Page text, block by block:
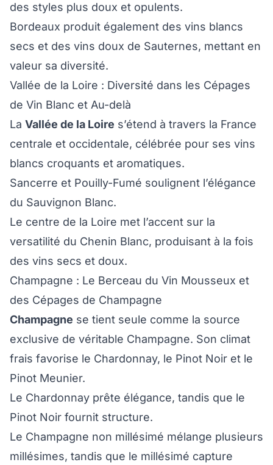
des styles plus doux et opulents.
Bordeaux produit également des vins blancs
secs et des vins doux de Sauternes, mettant en
valeur sa diversité.
Vallée de la Loire : Diversité dans les Cépages
de Vin Blanc et Au-delà
La Vallée de la Loire s’étend à travers la France
centrale et occidentale, célébrée pour ses vins
blancs croquants et aromatiques.
Sancerre et Pouilly-Fumé soulignent l’élégance
du Sauvignon Blanc.
Le centre de la Loire met l’accent sur la
versatilité du Chenin Blanc, produisant à la fois
des vins secs et doux.
Champagne : Le Berceau du Vin Mousseux et
des Cépages de Champagne
Champagne se tient seule comme la source
exclusive de véritable Champagne. Son climat
frais favorise le Chardonnay, le Pinot Noir et le
Pinot Meunier.
Le Chardonnay prête élégance, tandis que le
Pinot Noir fournit structure.
Le Champagne non millésimé mélange plusieurs
millésimes, tandis que le millésimé capture